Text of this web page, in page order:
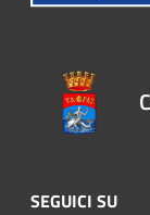
SEGUICI SU